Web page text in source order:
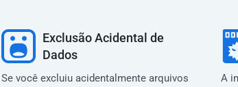
Exclusão Acidental de
Dados
Se você excluiu acidentalmente arquivos
A